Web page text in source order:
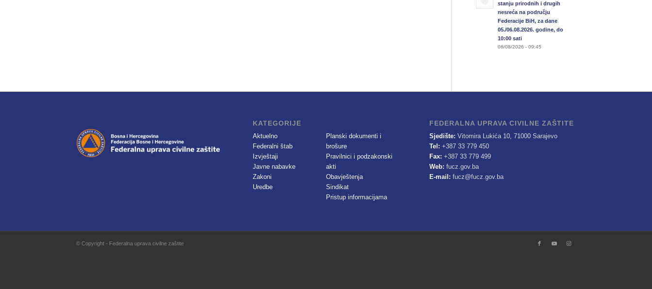
stanju prirodnih i drugih
nesreća na području
Federacije BiH, za dane
05./06.08.2026. godine, do
10:00 sati
06/08/2026 - 09:45
KATEGORIJE
Aktuelno
Federalni štab
Izvještaji
Javne nabavke
Zakoni
Uredbe
Planski dokumenti i
brošure
Pravilnici i podzakonski
akti
Obavještenja
Sindikat
Pristup informacijama
FEDERALNA UPRAVA CIVILNE ZAŠTITE
Sjedište: Vitomira Lukića 10, 71000 Sarajevo
Tel: +387 33 779 450
Fax: +387 33 779 499
Web: fucz.gov.ba
E-mail: fucz@fucz.gov.ba
© Copyright - Federalna uprava civilne zaštite